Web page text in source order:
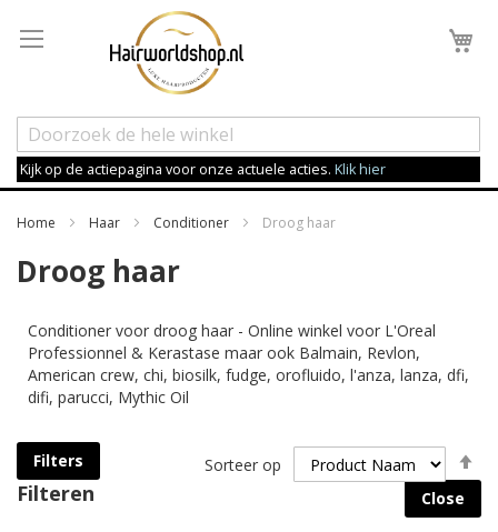
Kijk op de actiepagina voor onze actuele acties. Klik hier
Home Haar Conditioner Droog haar
Droog haar
Conditioner voor droog haar - Online winkel voor L'Oreal
Professionnel & Kerastase maar ook Balmain, Revlon,
American crew, chi, biosilk, fudge, orofluido, l'anza, lanza, dfi,
difi, parucci, Mythic Oil
Filters
Filteren Close
Sorteer op